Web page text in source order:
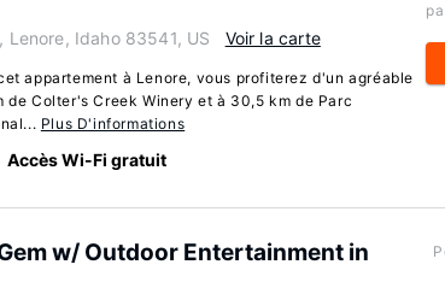
Lenore, Idaho 83541, US Voir la carte
appartement à Lenore, vous profiterez d'un agréable
de Colter's Creek Winery et à 30,5 km de Parc
Plus D'informations
Accès Wi-Fi gratuit
w/ Outdoor Entertainment in